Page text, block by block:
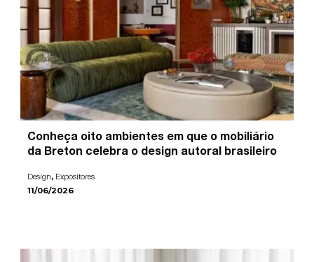
Conheça oito ambientes em que o mobiliário
da Breton celebra o design autoral brasileiro
Design, Expositores
11/06/2026